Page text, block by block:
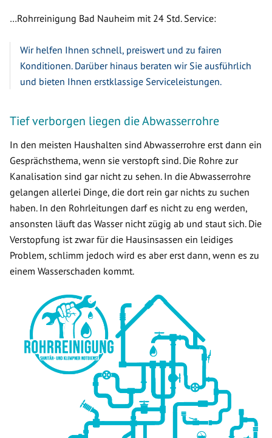
…Rohrreinigung Bad Nauheim mit 24 Std. Service:
Wir helfen Ihnen schnell, preiswert und zu fairen
Konditionen. Darüber hinaus beraten wir Sie ausführlich
und bieten Ihnen erstklassige Serviceleistungen.
Tief verborgen liegen die Abwasserrohre
In den meisten Haushalten sind Abwasserrohre erst dann ein
Gesprächsthema, wenn sie verstopft sind. Die Rohre zur
Kanalisation sind gar nicht zu sehen. In die Abwasserrohre
gelangen allerlei Dinge, die dort rein gar nichts zu suchen
haben. In den Rohrleitungen darf es nicht zu eng werden,
ansonsten läuft das Wasser nicht zügig ab und staut sich. Die
Verstopfung ist zwar für die Hausinsassen ein leidiges
Problem, schlimm jedoch wird es aber erst dann, wenn es zu
einem Wasserschaden kommt.